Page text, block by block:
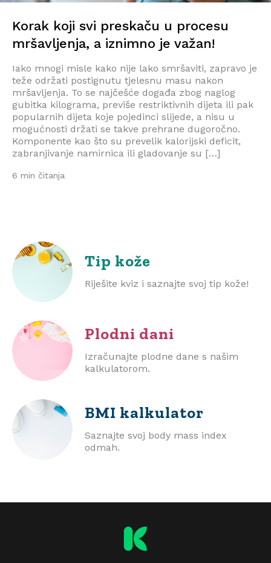
Korak koji svi preskaču u procesu
mršavljenja, a iznimno je važan!
Iako mnogi misle kako nije lako smršaviti, zapravo je
teže održati postignutu tjelesnu masu nakon
mršavljenja. To se najčešće događa zbog naglog
gubitka kilograma, previše restriktivnih dijeta ili pak
popularnih dijeta koje pojedinci slijede, a nisu u
mogućnosti držati se takve prehrane dugoročno.
Komponente kao što su prevelik kalorijski deficit,
zabranjivanje namirnica ili gladovanje su […]
6 min čitanja
Tip kože
Riješite kviz i saznajte svoj tip kože!
Plodni dani
Izračunajte plodne dane s našim
kalkulatorom.
BMI kalkulator
Saznajte svoj body mass index
odmah.